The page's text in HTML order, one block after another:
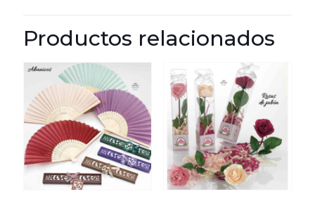
Productos relacionados